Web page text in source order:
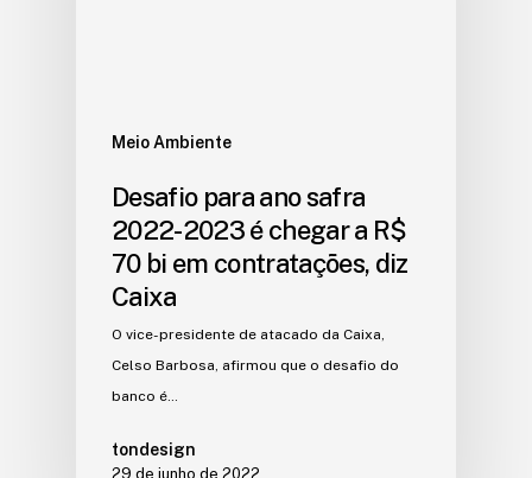
Meio Ambiente
Desafio para ano safra
2022-2023 é chegar a R$
70 bi em contratações, diz
Caixa
O vice-presidente de atacado da Caixa,
Celso Barbosa, afirmou que o desafio do
banco é…
tondesign
29 de junho de 2022